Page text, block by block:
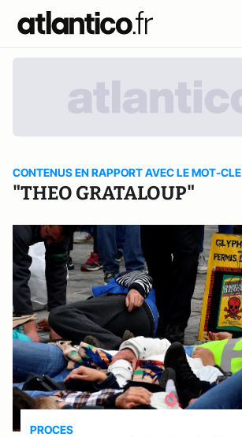
CONTENUS EN RAPPORT AVEC LE MOT-CLE
"THEO GRATALOUP"
PROCES